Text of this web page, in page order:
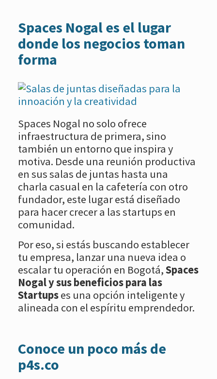
Spaces Nogal es el lugar
donde los negocios toman
forma
Spaces Nogal no solo ofrece
infraestructura de primera, sino
también un entorno que inspira y
motiva. Desde una reunión productiva
en sus salas de juntas hasta una
charla casual en la cafetería con otro
fundador, este lugar está diseñado
para hacer crecer a las startups en
comunidad.
Por eso, si estás buscando establecer
tu empresa, lanzar una nueva idea o
escalar tu operación en Bogotá,Spaces
Nogal y sus beneficios para las
Startupses una opción inteligente y
alineada con el espíritu emprendedor.
Conoce un poco más de
p4s.co